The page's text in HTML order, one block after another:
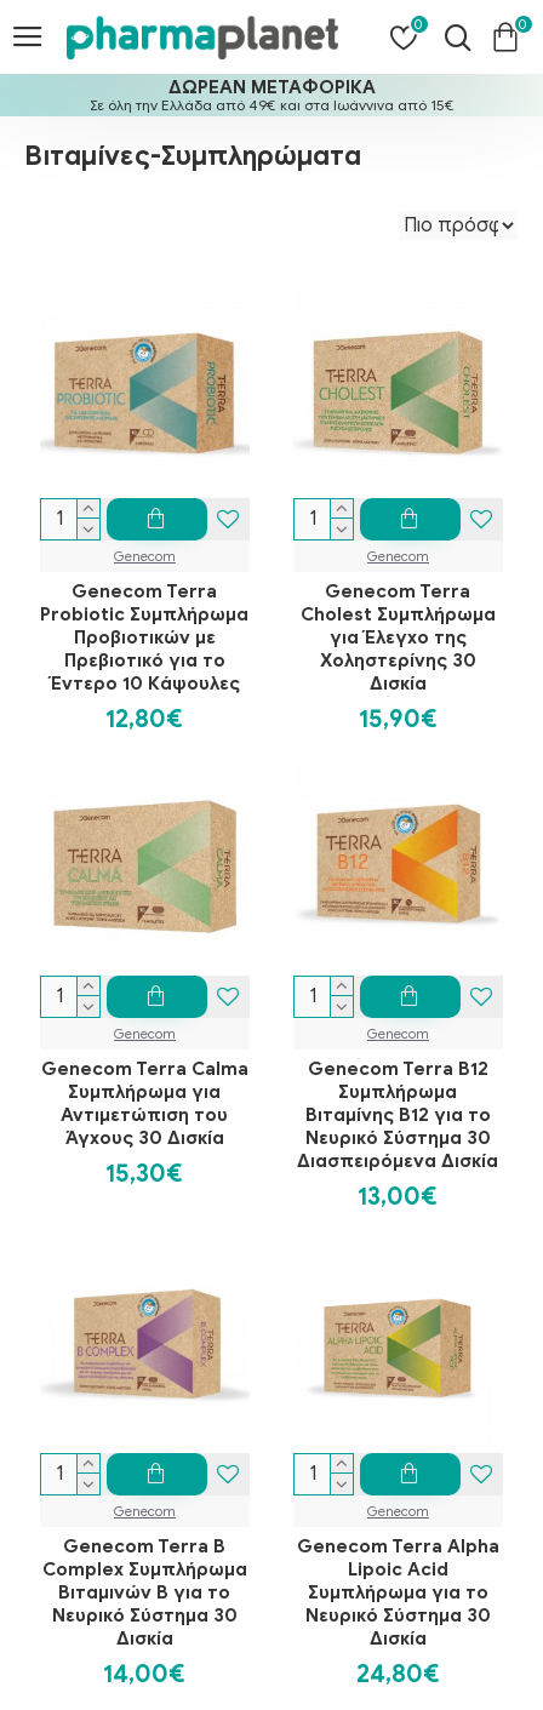
0 0
ΔΩΡΕΑΝ ΜΕΤΑΦΟΡΙΚΑ
Σε όλη την Ελλάδα από 49€ και στα Ιωάννινα από 15€
Βιταμίνες-Συμπληρώματα
Genecom
Genecom Terra
Probiotic Συμπλήρωμα
Προβιοτικών με
Πρεβιοτικό για το
Έντερο 10 Κάψουλες
12,80€
Genecom
Genecom Terra
Cholest Συμπλήρωμα
για Έλεγχο της
Χοληστερίνης 30
Δισκία
15,90€
Genecom
Genecom Terra Calma
Συμπλήρωμα για
Αντιμετώπιση του
Άγχους 30 Δισκία
15,30€
Genecom
Genecom Terra B12
Συμπλήρωμα
Βιταμίνης Β12 για το
Νευρικό Σύστημα 30
Διασπειρόμενα Δισκία
13,00€
Genecom
Genecom Terra B
Complex Συμπλήρωμα
Βιταμινών Β για το
Νευρικό Σύστημα 30
Δισκία
14,00€
Genecom
Genecom Terra Alpha
Lipoic Acid
Συμπλήρωμα για το
Νευρικό Σύστημα 30
Δισκία
24,80€